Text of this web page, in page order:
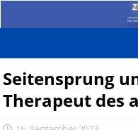
Das
Seitensprung
Therapeut des